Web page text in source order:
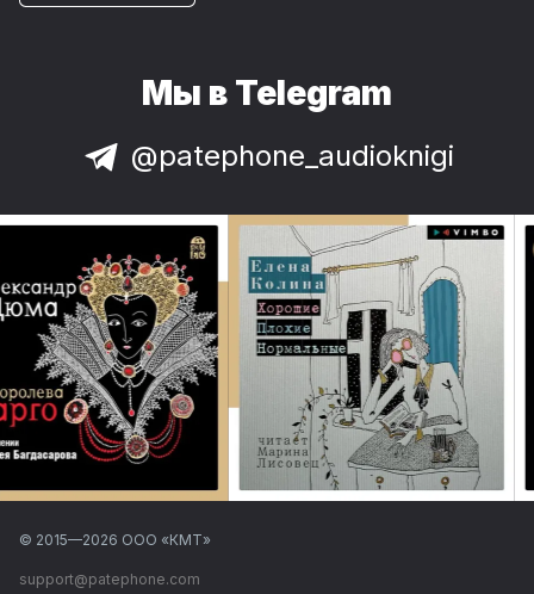
Мы в Telegram
@patephone_audioknigi
© 2015—2026 ООО «КМТ»
support@patephone.com